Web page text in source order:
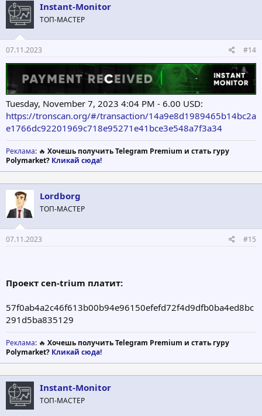
Instant-Monitor
ТОП-МАСТЕР
07.11.2023 #14
Tuesday, November 7, 2023 4:04 PM - 6.00 USD:
https://tronscan.org/#/transaction/14a9e8d1989465b14bc2a
e1766dc92201969c718e95271e41bce3e548a7f3a34
Реклама: 🔥 Хочешь получить Telegram Premium и стать гуру
Polymarket? Кликай сюда!
Lordborg
ТОП-МАСТЕР
07.11.2023 #15
Проект cen-trium платит:
57f0ab4a2c46f613b00b94e96150efefd72f4d9dfb0ba4ed8bc
291d5ba835129
Реклама: 🔥 Хочешь получить Telegram Premium и стать гуру
Polymarket? Кликай сюда!
Instant-Monitor
ТОП-МАСТЕР